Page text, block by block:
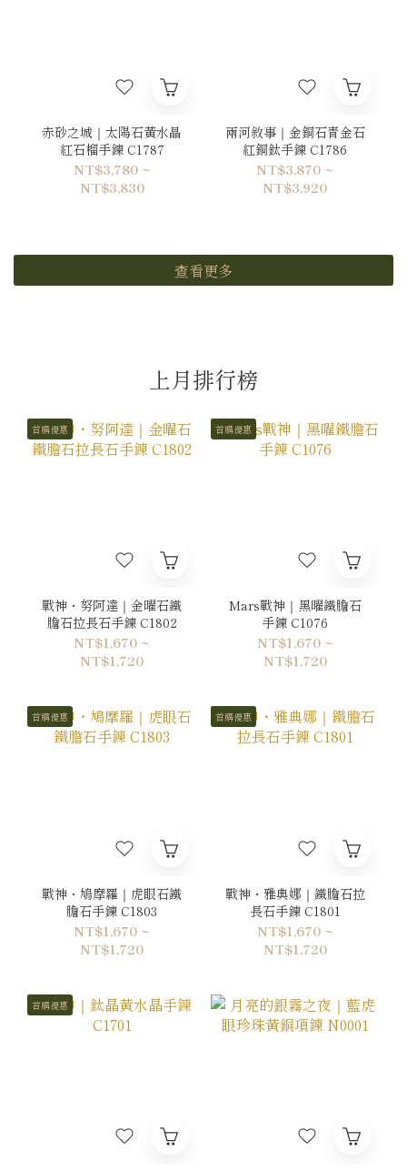
赤砂之城｜太陽石黃水晶
紅石榴手鍊 C1787
NT$3,780 ~
NT$3,830
兩河敘事｜金銅石青金石
紅銅鈦手鍊 C1786
NT$3,870 ~
NT$3,920
查看更多
上月排行榜
首購優惠
戰神・努阿達｜金曜石鐵
膽石拉長石手鍊 C1802
NT$1,670 ~
NT$1,720
首購優惠
Mars戰神｜黑曜鐵膽石
手鍊 C1076
NT$1,670 ~
NT$1,720
首購優惠
戰神・鳩摩羅｜虎眼石鐵
膽石手鍊 C1803
NT$1,670 ~
NT$1,720
首購優惠
戰神・雅典娜｜鐵膽石拉
長石手鍊 C1801
NT$1,670 ~
NT$1,720
首購優惠